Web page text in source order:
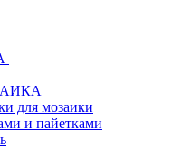
для мозаики
и пайетками